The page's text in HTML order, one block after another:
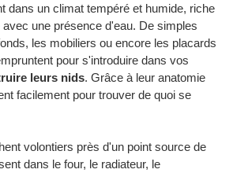
dans un climat tempéré et humide, riche
une présence d'eau. De simples
les mobiliers ou encore les placards
pour s'introduire dans vos
leurs nids. Grâce à leur anatomie
facilement pour trouver de quoi se
volontiers près d'un point source de
dans le four, le radiateur, le